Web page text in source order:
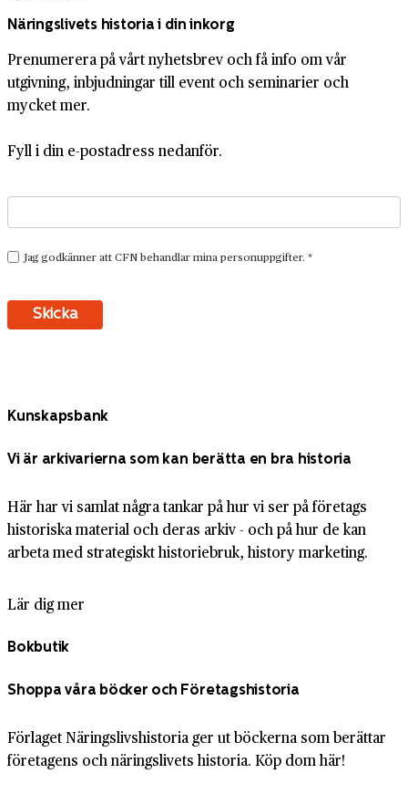
Näringslivets historia i din inkorg
Prenumerera på vårt nyhetsbrev och få info om vår
utgivning, inbjudningar till event och seminarier och
mycket mer.
Fyll i din e-postadress nedanför.
Kunskapsbank
Vi är arkivarierna som kan berätta en bra historia
Här har vi samlat några tankar på hur vi ser på företags
historiska material och deras arkiv - och på hur de kan
arbeta med strategiskt historiebruk, history marketing.
Lär dig mer
Bokbutik
Shoppa våra böcker och Företagshistoria
Förlaget Näringslivshistoria ger ut böckerna som berättar
företagens och näringslivets historia. Köp dom här!